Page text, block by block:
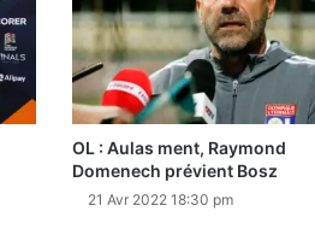
OL : Aulas ment, Raymond
Domenech prévient Bosz
21 Avr 2022 18:30 pm